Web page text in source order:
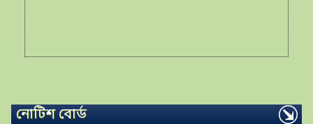
নোটিশ বোর্ড